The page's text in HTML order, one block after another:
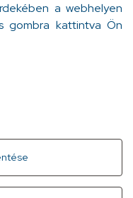
a webhelyen
gombra kattintva Ön
amelyek
ismereteket,
hogy tudás,
élni.